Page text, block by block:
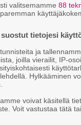
ainakin 10
kokemusta siitä
valitsemamme 88
tietojesi
ja
joilla vierailit, IP-
Hylkääminen
voivat käsitellä
Voit vastustaa tätä